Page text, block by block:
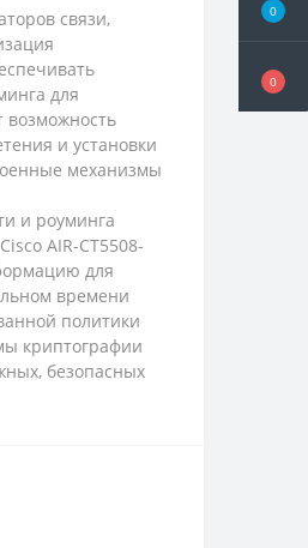
0
0
связи,
для
возможность
и установки
механизмы
и роуминга
AIR-CT5508-
для
времени
политики
криптографии
безопасных